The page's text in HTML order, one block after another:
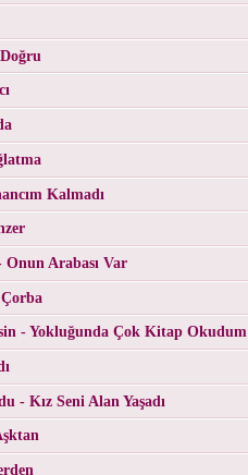
Kalmadı
Arabası Var
- Yokluğunda Çok Kitap Okudum
- Kız Seni Alan Yaşadı